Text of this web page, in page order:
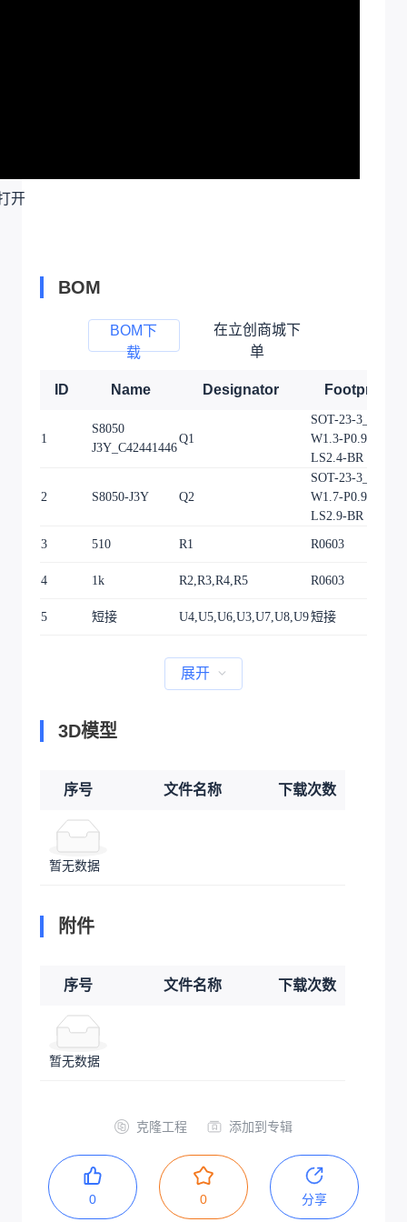
开
BOM
BOM下
载
在立创商城下
单
ID Name Designator Footprint
1
S8050
J3Y_C42441446
Q1
SOT-23-3_L2.9-
W1.3-P0.95-
LS2.4-BR
2 S8050-J3Y Q2
SOT-23-3_L3.0-
W1.7-P0.95-
LS2.9-BR
3 510 R1 R0603
4 1k R2,R3,R4,R5 R0603
5 短接 U4,U5,U6,U3,U7,U8,U9短接
展开
3D模型
序号 文件名称 下载次数
暂无数据
附件
序号 文件名称 下载次数
暂无数据
克隆工程 添加到专辑
0 0 分享